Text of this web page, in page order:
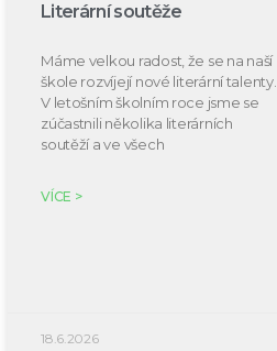
Literární soutěže
Máme velkou radost, že se na naší
škole rozvíjejí nové literární talenty.
V letošním školním roce jsme se
zúčastnili několika literárních
soutěží a ve všech
VÍCE >
18.6.2026